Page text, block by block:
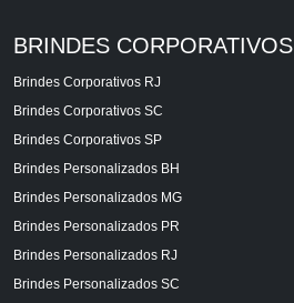
BRINDES CORPORATIVOS
Brindes Corporativos RJ
Brindes Corporativos SC
Brindes Corporativos SP
Brindes Personalizados BH
Brindes Personalizados MG
Brindes Personalizados PR
Brindes Personalizados RJ
Brindes Personalizados SC